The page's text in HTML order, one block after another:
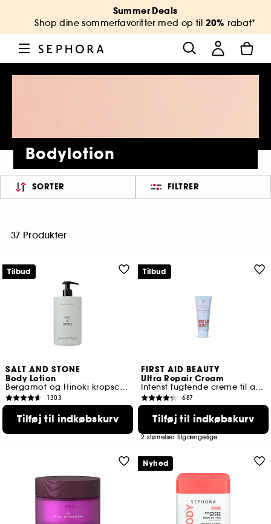
Summer Deals
Shop dine sommerfavoritter med op til 20% rabat*
Bodylotion
SORTER FILTRER
37 Produkter
SALT AND STONE
Body Lotion
Bergamot og Hinoki kropscreme
1303
Tilføj til indkøbskurv
Tilbud
FIRST AID BEAUTY
Ultra Repair Cream
Intenst fugtende creme til ansigt og krop
687
2 størrelser tilgængelige
Tilføj til indkøbskurv
Tilbud
Nyhed